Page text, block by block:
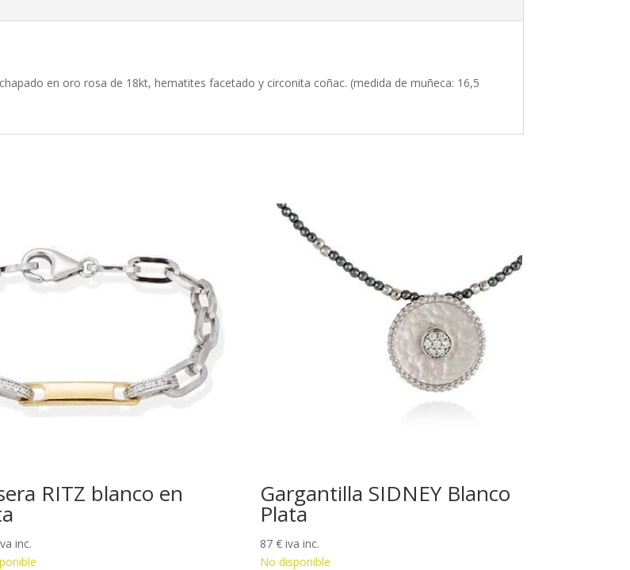
en oro rosa de 18kt, hematites facetado y circonita coñac. (medida de muñeca: 16,5
RITZ blanco en
inc.
Gargantilla SIDNEY Blanco
Plata
87€ iva inc.
No disponible